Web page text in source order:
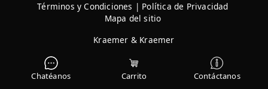
Chatéanos Carrito Contáctanos
Términos y Condiciones | Política de Privacidad
Mapa del sitio
Kraemer & Kraemer